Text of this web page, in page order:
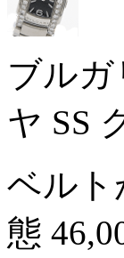
ブル
ヤ SS
ベルト
態